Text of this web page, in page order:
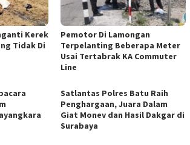
Kerek
Tidak Di
Pemotor Di Lamongan
Terpelanting Beberapa Meter
Usai Tertabrak KA Commuter
Line
Satlantas Polres Batu Raih
Penghargaan, Juara Dalam
Giat Monev dan Hasil Dakgar di
Surabaya